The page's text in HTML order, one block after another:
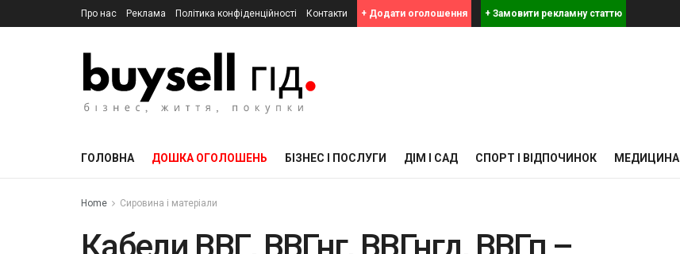
Про нас Реклама Політика конфіденційності Контакти + Додати оголошення + Замовити рекламну статтю
ГОЛОВНА ДОШКА ОГОЛОШЕНЬ БІЗНЕС І ПОСЛУГИ ДІМ І САД СПОРТ І ВІДПОЧИНОК МЕДИЦИНА
Home Сировина і матеріали